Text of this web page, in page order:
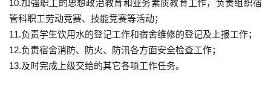
10.加强职工的思想政治教育和业务素质教育工作，负责组织宿
管科职工劳动竞赛、技能竞赛等活动；
11.负责学生饮用水的登记工作和宿舍维修的登记及上报工作；
12.负责宿舍消防、防火、防汛各方面安全检查工作；
13.及时完成上级交给的其它各项工作任务。